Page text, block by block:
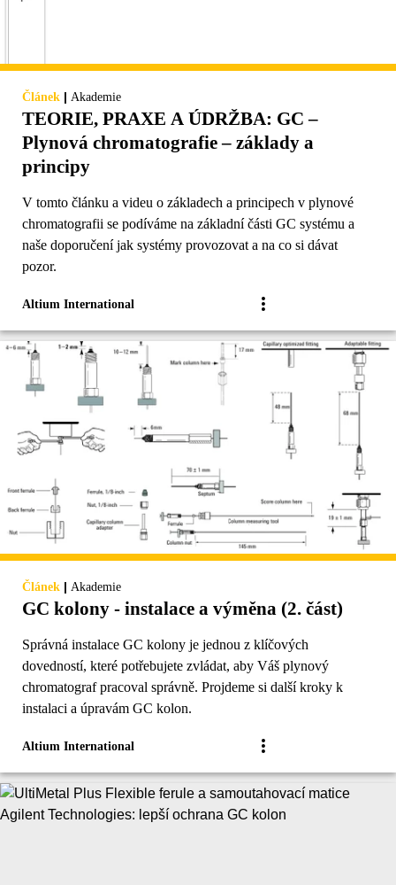
Článek | Akademie
TEORIE, PRAXE A ÚDRŽBA: GC –
Plynová chromatografie – základy a
principy
V tomto článku a videu o základech a principech v plynové
chromatografii se podíváme na základní části GC systému a
naše doporučení jak systémy provozovat a na co si dávat
pozor.
Altium International
Článek | Akademie
GC kolony - instalace a výměna (2. část)
Správná instalace GC kolony je jednou z klíčových
dovedností, které potřebujete zvládat, aby Váš plynový
chromatograf pracoval správně. Projdeme si další kroky k
instalaci a úpravám GC kolon.
Altium International